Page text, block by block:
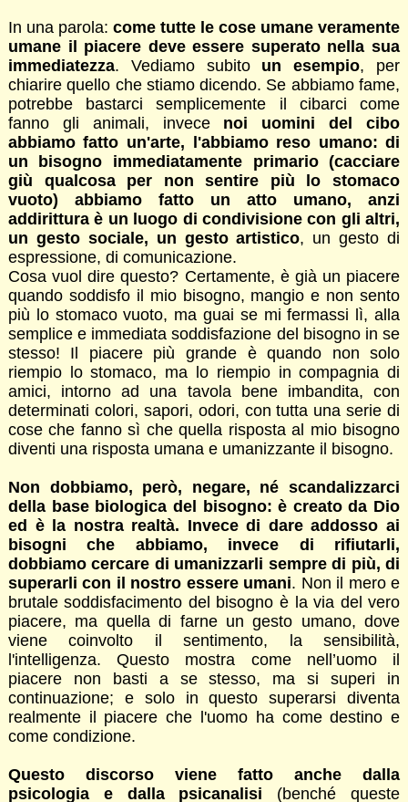
In una parola: come tutte le cose umane veramente
umane il piacere deve essere superato nella sua
immediatezza. Vediamo subito un esempio, per
chiarire quello che stiamo dicendo. Se abbiamo fame,
potrebbe bastarci semplicemente il cibarci come
fanno gli animali, invece noi uomini del cibo
abbiamo fatto un'arte, l'abbiamo reso umano: di
un bisogno immediatamente primario (cacciare
giù qualcosa per non sentire più lo stomaco
vuoto) abbiamo fatto un atto umano, anzi
addirittura è un luogo di condivisione con gli altri,
un gesto sociale, un gesto artistico, un gesto di
espressione, di comunicazione.
Cosa vuol dire questo? Certamente, è già un piacere
quando soddisfo il mio bisogno, mangio e non sento
più lo stomaco vuoto, ma guai se mi fermassi lì, alla
semplice e immediata soddisfazione del bisogno in se
stesso! Il piacere più grande è quando non solo
riempio lo stomaco, ma lo riempio in compagnia di
amici, intorno ad una tavola bene imbandita, con
determinati colori, sapori, odori, con tutta una serie di
cose che fanno sì che quella risposta al mio bisogno
diventi una risposta umana e umanizzante il bisogno.
Non dobbiamo, però, negare, né scandalizzarci
della base biologica del bisogno: è creato da Dio
ed è la nostra realtà. Invece di dare addosso ai
bisogni che abbiamo, invece di rifiutarli,
dobbiamo cercare di umanizzarli sempre di più, di
superarli con il nostro essere umani. Non il mero e
brutale soddisfacimento del bisogno è la via del vero
piacere, ma quella di farne un gesto umano, dove
viene coinvolto il sentimento, la sensibilità,
l'intelligenza. Questo mostra come nell’uomo il
piacere non basti a se stesso, ma si superi in
continuazione; e solo in questo superarsi diventa
realmente il piacere che l'uomo ha come destino e
come condizione.
Questo discorso viene fatto anche dalla
psicologia e dalla psicanalisi (benché queste